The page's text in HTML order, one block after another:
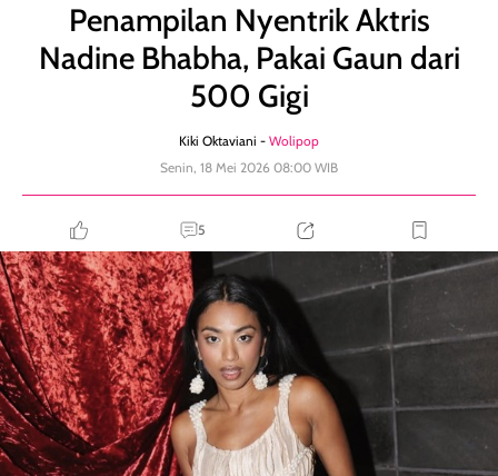
Penampilan Nyentrik Aktris
Nadine Bhabha, Pakai Gaun dari
500 Gigi
Kiki Oktaviani - Wolipop
Senin, 18 Mei 2026 08:00 WIB
5